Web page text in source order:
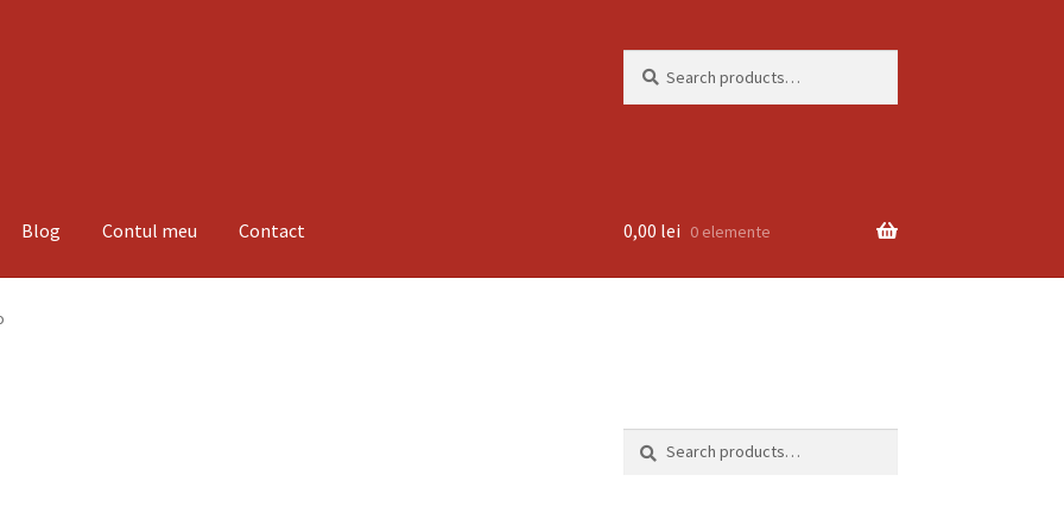
for:
Blog Contul meu Contact 0,00 lei 0 elemente
Search
Search